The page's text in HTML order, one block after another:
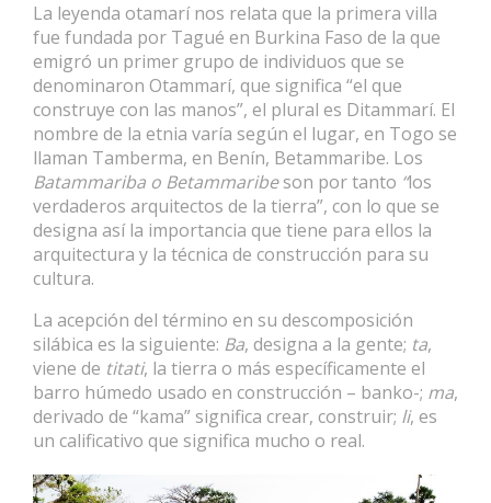
La leyenda otamarí nos relata que la primera villa
fue fundada por Tagué en Burkina Faso de la que
emigró un primer grupo de individuos que se
denominaron Otammarí, que significa “el que
construye con las manos”, el plural es Ditammarí. El
nombre de la etnia varía según el lugar, en Togo se
llaman Tamberma, en Benín, Betammaribe. Los
Batammariba o Betammaribeson por tanto “los
verdaderos arquitectos de la tierra”, con lo que se
designa así la importancia que tiene para ellos la
arquitectura y la técnica de construcción para su
cultura.
La acepción del término en su descomposición
silábica es la siguiente: Ba, designa a la gente; ta,
viene de titati, la tierra o más específicamente el
barro húmedo usado en construcción – banko-; ma,
derivado de “kama” significa crear, construir; li, es
un calificativo que significa mucho o real.